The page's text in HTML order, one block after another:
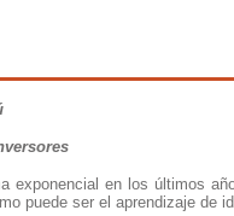
exponencial en los últimos
puede ser el aprendizaje de